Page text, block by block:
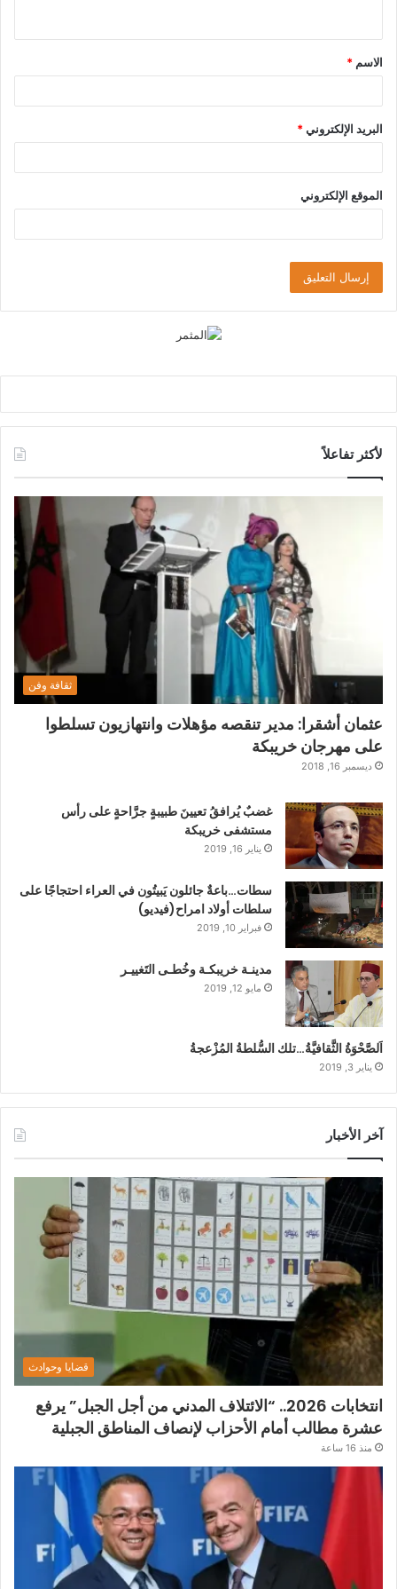
ق
*
الاسم *
البريد الإلكتروني*
الموقع الإلكتروني
لأكثر تفاعلاً
ثقافة وفن
عثمان أشقرا: مدير تنقصه مؤهلات وانتهازيون تسلطوا
على مهرجان خريبكة
ديسمبر 16, 2018
غضبٌ يُرافقُ تعيينَ طبيبةٍ جرَّاحةٍ على رأس
مستشفى خريبكة
يناير 16, 2019
سطات…باعةٌ جائلون يَبيتُون في العراء احتجاجًا على
سلطات أولاد امراح(فيديو)
فبراير 10, 2019
مدينـة خريبكـة وخُطـى التَغييـر
مايو 12, 2019
اَلصَّحْوَةُ الثَّقافيَّةُ…تلك السُّلطةُ المُزْعجةُ
يناير 3, 2019
آخر الأخبار
قضايا وحوادث
انتخابات 2026.. “الائتلاف المدني من أجل الجبل” يرفع
عشرة مطالب أمام الأحزاب لإنصاف المناطق الجبلية
منذ 16 ساعة